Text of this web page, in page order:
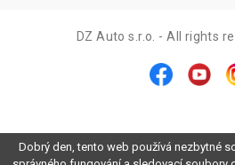
DZ Auto s.r.o. - All rights
Dobrý den, tento web používá nezbytné